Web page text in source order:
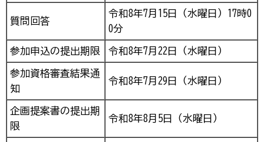
質問回答
令和8年7月15日（水曜日）17時0
0分
参加申込の提出期限 令和8年7月22日（水曜日）
参加資格審査結果通
知
令和8年7月29日（水曜日）
企画提案書の提出期
限
令和8年8月5日（水曜日）